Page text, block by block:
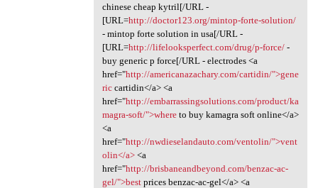
chinese cheap kytril[/URL -
[URL=http://doctor123.org/mintop-forte-solution/
- mintop forte solution in usa[/URL -
[URL=http://lifelooksperfect.com/drug/p-force/-
buy generic p force[/URL - electrodes <a
href="http://americanazachary.com/cartidin/">gene
riccartidin</a> <a
href="http://embarrassingsolutions.com/product/ka
magra-soft/">whereto buy kamagra soft online</a>
<a
href="http://nwdieselandauto.com/ventolin/">vent
olin</a><a
href="http://brisbaneandbeyond.com/benzac-ac-
gel/">bestprices benzac-ac-gel</a> <a